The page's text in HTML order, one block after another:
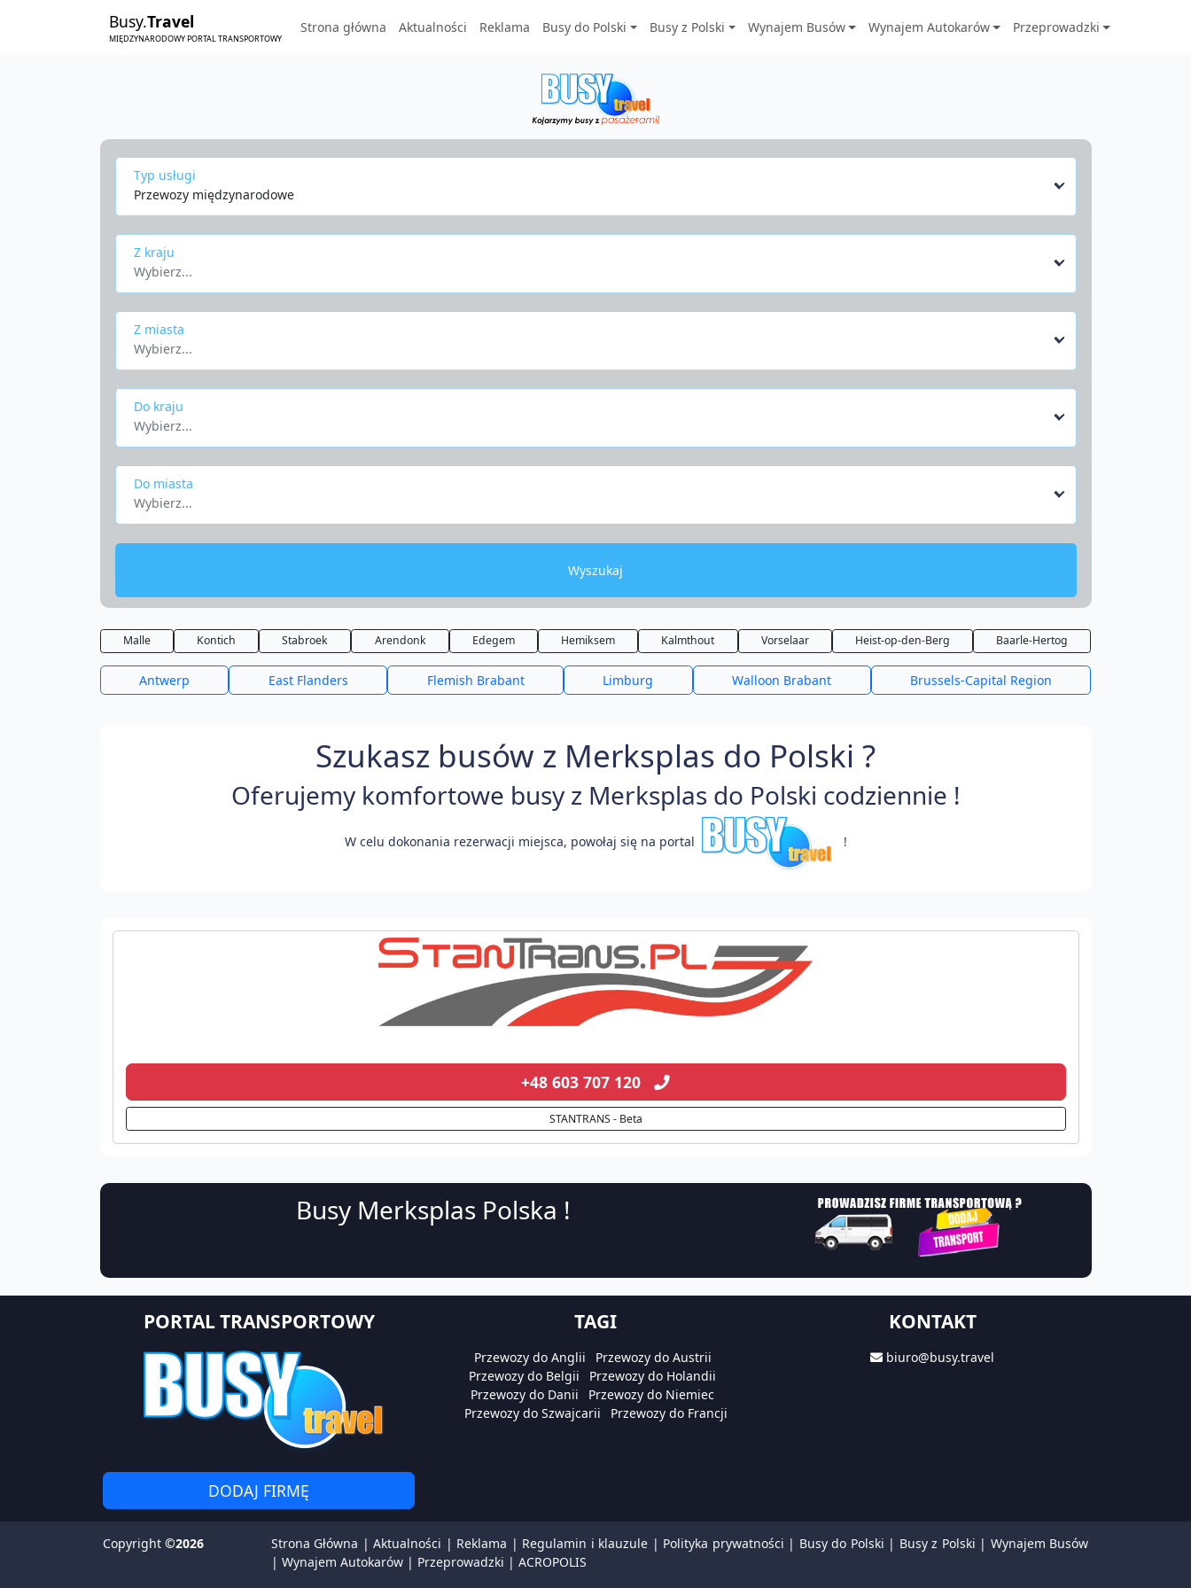
Busy.Travel
MIĘDZYNARODOWY PORTAL TRANSPORTOWY
Strona główna Aktualności Reklama Busy do Polski Busy z Polski Wynajem Busów Wynajem Autokarów Przeprowadzki
Typ usługi
Przewozy międzynarodowe
Z kraju
Wybierz...
Z miasta
Wybierz...
Do kraju
Wybierz...
Do miasta
Wybierz...
Wyszukaj
Malle Kontich Stabroek Arendonk Edegem Hemiksem Kalmthout Vorselaar Heist-op-den-Berg Baarle-Hertog
Antwerp East Flanders Flemish Brabant Limburg Walloon Brabant Brussels-Capital Region
Szukasz busów z Merksplas do Polski ?
Oferujemy komfortowe busy z Merksplas do Polski codziennie !
W celu dokonania rezerwacji miejsca, powołaj się na portal !
+48 603 707 120
STANTRANS - Beta
Busy Merksplas Polska !
PORTAL TRANSPORTOWY
DODAJ FIRMĘ
TAGI
Przewozy do Anglii
Przewozy do Austrii
Przewozy do Belgii
Przewozy do Holandii
Przewozy do Danii
Przewozy do Niemiec
Przewozy do Szwajcarii
Przewozy do Francji
KONTAKT
biuro@busy.travel
Copyright ©2026 Strona Główna |Aktualności | Reklama | Regulamin i klauzule | Polityka prywatności | Busy do Polski | Busy z Polski | Wynajem Busów
| Wynajem Autokarów | Przeprowadzki | ACROPOLIS